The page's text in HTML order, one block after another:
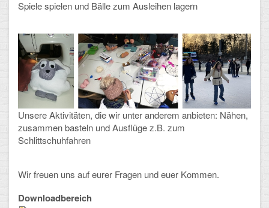
Spiele spielen und Bälle zum Ausleihen lagern
Unsere Aktivitäten, die wir unter anderem anbieten: Nähen,
zusammen basteln und Ausflüge z.B. zum
Schlittschuhfahren
Wir freuen uns auf eurer Fragen und euer Kommen.
Downloadbereich